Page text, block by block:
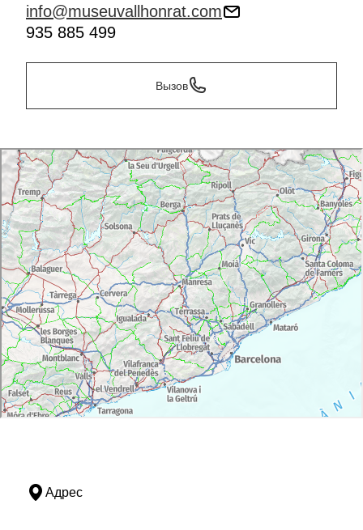
info@museuvallhonrat.com
935 885 499
Вызов
Адрес